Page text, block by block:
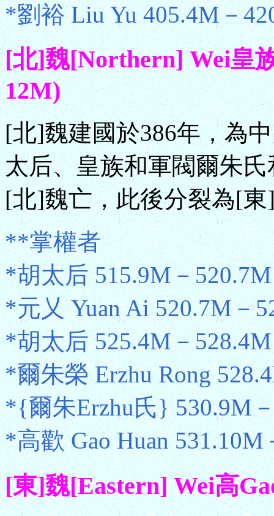
*劉裕 Liu Yu 405.4M－
[北]魏[Northern] Wei皇
12M)
[北]魏建國於386年，為
太后、皇族和軍閥爾朱
[北]魏亡，此後分裂為[
**掌權者
*胡太后 515.9M－
*元乂 Yuan Ai 520.7M－
*胡太后 525.4M－
*爾朱榮 Erzhu Rong
*{爾朱Erzhu氏} 530.9M
*高歡 Gao Huan 531.10M
[東]魏[Eastern] Wei高